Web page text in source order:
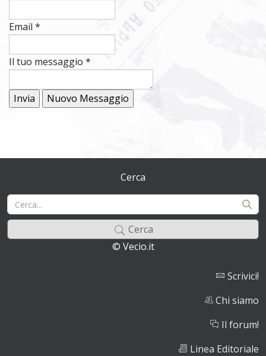
Email *
Il tuo messaggio *
Cerca
Cerca
© Vecio.it
Scrivici!
Chi siamo
Il forum!
Linea Editoriale